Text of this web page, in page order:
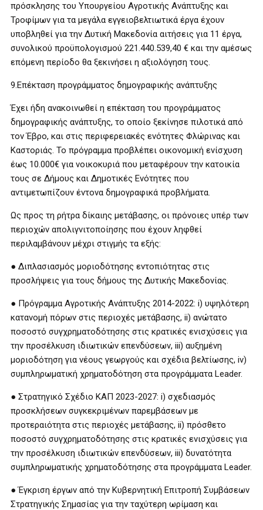
πρόσκλησης του Υπουργείου Αγροτικής Ανάπτυξης και
Τροφίμων για τα μεγάλα εγγειοβελτιωτικά έργα έχουν
υποβληθεί για την Δυτική Μακεδονία αιτήσεις για 11 έργα,
συνολικού προϋπολογισμού 221.440.539,40 € και την αμέσως
επόμενη περίοδο θα ξεκινήσει η αξιολόγηση τους.
9.Επέκταση προγράμματος δημογραφικής ανάπτυξης
Έχει ήδη ανακοινωθεί η επέκταση του προγράμματος
δημογραφικής ανάπτυξης, το οποίο ξεκίνησε πιλοτικά από
τον Έβρο, και στις περιφερειακές ενότητες Φλώρινας και
Καστοριάς. Το πρόγραμμα προβλέπει οικονομική ενίσχυση
έως 10.000€ για νοικοκυριά που μεταφέρουν την κατοικία
τους σε Δήμους και Δημοτικές Ενότητες που
αντιμετωπίζουν έντονα δημογραφικά προβλήματα.
Ως προς τη ρήτρα δίκαιης μετάβασης, οι πρόνοιες υπέρ των
περιοχών απολιγνιτοποίησης που έχουν ληφθεί
περιλαμβάνουν μέχρι στιγμής τα εξής:
● Διπλασιασμός μοριοδότησης εντοπιότητας στις
προσλήψεις για τους δήμους της Δυτικής Μακεδονίας.
● Πρόγραμμα Αγροτικής Ανάπτυξης 2014-2022: i) υψηλότερη
κατανομή πόρων στις περιοχές μετάβασης, ii) ανώτατο
ποσοστό συγχρηματοδότησης στις κρατικές ενισχύσεις για
την προσέλκυση ιδιωτικών επενδύσεων, iii) αυξημένη
μοριοδότηση για νέους γεωργούς και σχέδια βελτίωσης, iv)
συμπληρωματική χρηματοδότηση στα προγράμματα Leader.
● Στρατηγικό Σχέδιο ΚΑΠ 2023-2027: i) σχεδιασμός
προσκλήσεων συγκεκριμένων παρεμβάσεων με
προτεραιότητα στις περιοχές μετάβασης, ii) πρόσθετο
ποσοστό συγχρηματοδότησης στις κρατικές ενισχύσεις για
την προσέλκυση ιδιωτικών επενδύσεων, iii) δυνατότητα
συμπληρωματικής χρηματοδότησης στα προγράμματα Leader.
● Έγκριση έργων από την Κυβερνητική Επιτροπή Συμβάσεων
Στρατηγικής Σημασίας για την ταχύτερη ωρίμαση και